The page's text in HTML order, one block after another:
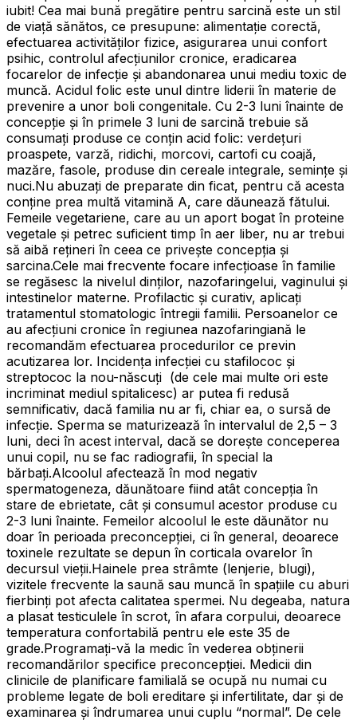
iubit! Cea mai bună pregătire pentru sarcină este un stil
de viaţă sănătos, ce presupune: alimentaţie corectă,
efectuarea activităților fizice, asigurarea unui confort
psihic, controlul afecțiunilor cronice, eradicarea
focarelor de infecţie și abandonarea unui mediu toxic de
muncă. Acidul folic este unul dintre liderii în materie de
prevenire a unor boli congenitale. Cu 2-3 luni înainte de
concepție şi în primele 3 luni de sarcină trebuie să
consumați produse ce conţin acid folic: verdețuri
proaspete, varză, ridichi, morcovi, cartofi cu coajă,
mazăre, fasole, produse din cereale integrale, seminţe şi
nuci.Nu abuzați de preparate din ficat, pentru că acesta
conţine prea multă vitamină A, care dăunează fătului.
Femeile vegetariene, care au un aport bogat în proteine
vegetale şi petrec suficient timp în aer liber, nu ar trebui
să aibă rețineri în ceea ce privește concepția și
sarcina.Cele mai frecvente focare infecțioase în familie
se regăsesc la nivelul dinţilor, nazofaringelui, vaginului şi
intestinelor materne. Profilactic și curativ, aplicați
tratamentul stomatologic întregii familii. Persoanelor ce
au afecțiuni cronice în regiunea nazofaringiană le
recomandăm efectuarea procedurilor ce previn
acutizarea lor. Incidenţa infecției cu stafilococ şi
streptococ la nou-născuţi (de cele mai multe ori este
incriminat mediul spitalicesc) ar putea fi redusă
semnificativ, dacă familia nu ar fi, chiar ea, o sursă de
infecţie. Sperma se maturizează în intervalul de 2,5 – 3
luni, deci în acest interval, dacă se dorește conceperea
unui copil, nu se fac radiografii, în special la
bărbați.Alcoolul afectează în mod negativ
spermatogeneza, dăunătoare fiind atât concepția în
stare de ebrietate, cât și consumul acestor produse cu
2-3 luni înainte. Femeilor alcoolul le este dăunător nu
doar în perioada preconcepției, ci în general, deoarece
toxinele rezultate se depun în corticala ovarelor în
decursul vieții.Hainele prea strâmte (lenjerie, blugi),
vizitele frecvente la saună sau muncă în spațiile cu aburi
fierbinți pot afecta calitatea spermei. Nu degeaba, natura
a plasat testiculele în scrot, în afara corpului, deoarece
temperatura confortabilă pentru ele este 35 de
grade.Programați-vă la medic în vederea obținerii
recomandărilor specifice preconcepției. Medicii din
clinicile de planificare familială se ocupă nu numai cu
probleme legate de boli ereditare şi infertilitate, dar și de
examinarea și îndrumarea unui cuplu “normal”. De cele